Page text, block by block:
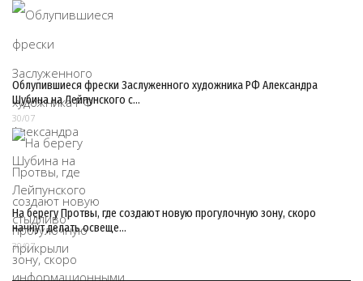
Облупившиеся фрески Заслуженного художника РФ Александра
Шубина на Лейпунского с…
30/07
На берегу Протвы, где создают новую прогулочную зону, скоро
начнут делать освеще…
30/07